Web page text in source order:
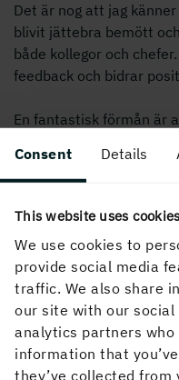
Consent Details
This website uses cookies
We use cookies to
provide social media
traffic. We also share
our site with our social
analytics partners
information that
they’ve collected from
Det är nog att jag
blivit jättebra bemött
både kollegor och
feedback och bidrar
En fantastisk förmån är
det finns
företagshälsovården
hälsorelaterade
känns tryggt trots att
ett bruk.
En annan bra grej har
Till exempel gick vi en
superbra och